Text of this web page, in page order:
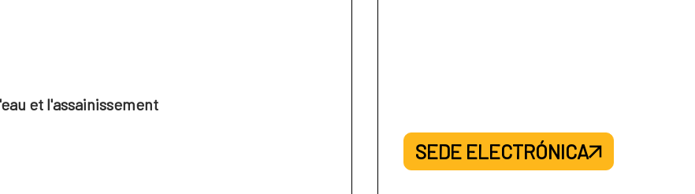
et l'assainissement
SEDE ELECTRÓNICA